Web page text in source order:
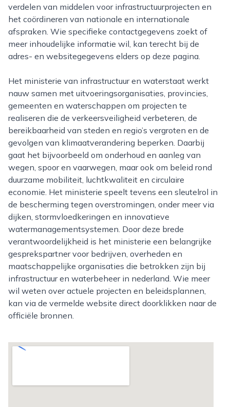
verdelen van middelen voor infrastructuurprojecten en
het coördineren van nationale en internationale
afspraken. Wie specifieke contactgegevens zoekt of
meer inhoudelijke informatie wil, kan terecht bij de
adres- en websitegegevens elders op deze pagina.
Het ministerie van infrastructuur en waterstaat werkt
nauw samen met uitvoeringsorganisaties, provincies,
gemeenten en waterschappen om projecten te
realiseren die de verkeersveiligheid verbeteren, de
bereikbaarheid van steden en regio’s vergroten en de
gevolgen van klimaatverandering beperken. Daarbij
gaat het bijvoorbeeld om onderhoud en aanleg van
wegen, spoor en vaarwegen, maar ook om beleid rond
duurzame mobiliteit, luchtkwaliteit en circulaire
economie. Het ministerie speelt tevens een sleutelrol in
de bescherming tegen overstromingen, onder meer via
dijken, stormvloedkeringen en innovatieve
watermanagementsystemen. Door deze brede
verantwoordelijkheid is het ministerie een belangrijke
gesprekspartner voor bedrijven, overheden en
maatschappelijke organisaties die betrokken zijn bij
infrastructuur en waterbeheer in nederland. Wie meer
wil weten over actuele projecten en beleidsplannen,
kan via de vermelde website direct doorklikken naar de
officiële bronnen.